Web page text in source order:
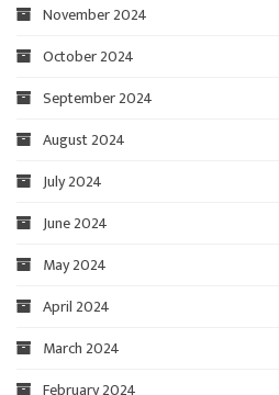
November 2024
October 2024
September 2024
August 2024
July 2024
June 2024
May 2024
April 2024
March 2024
February 2024